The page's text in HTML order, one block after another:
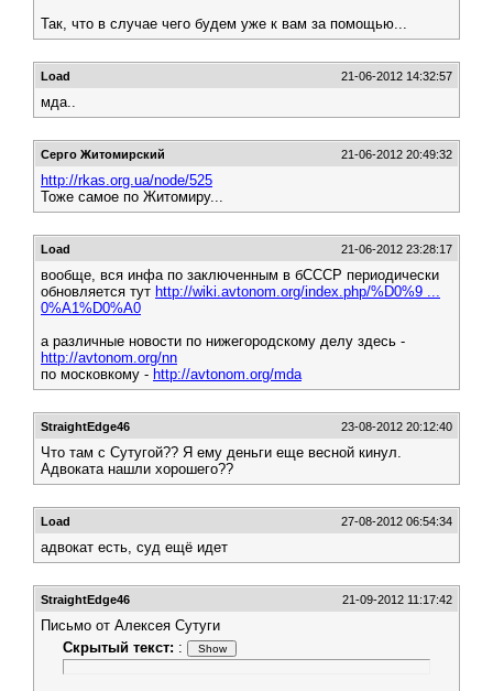
Так, что в случае чего будем уже к вам за помощью...
Load 21-06-2012 14:32:57
мда..
Серго Житомирский 21-06-2012 20:49:32
http://rkas.org.ua/node/525
Тоже самое по Житомиру...
Load 21-06-2012 23:28:17
вообще, вся инфа по заключенным в бСССР периодически
обновляется тут http://wiki.avtonom.org/index.php/%D0%9 ...
0%A1%D0%A0
а различные новости по нижегородскому делу здесь -
http://avtonom.org/nn
по московкому - http://avtonom.org/mda
StraightEdge46 23-08-2012 20:12:40
Что там с Сутугой?? Я ему деньги еще весной кинул.
Адвоката нашли хорошего??
Load 27-08-2012 06:54:34
адвокат есть, суд ещё идет
StraightEdge46 21-09-2012 11:17:42
Письмо от Алексея Сутуги
Скрытый текст: :